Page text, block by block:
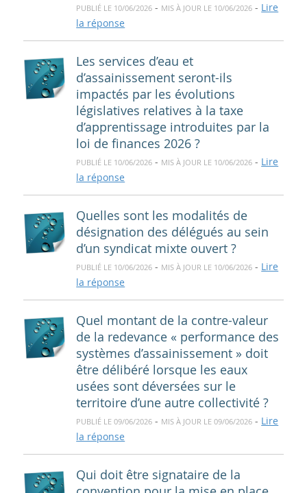
PUBLIÉ LE 10/06/2026 - MIS À JOUR LE 10/06/2026 - Lire
la réponse
Les services d’eau et
d’assainissement seront-ils
impactés par les évolutions
législatives relatives à la taxe
d’apprentissage introduites par la
loi de finances 2026 ?
PUBLIÉ LE 10/06/2026 - MIS À JOUR LE 10/06/2026 - Lire
la réponse
Quelles sont les modalités de
désignation des délégués au sein
d’un syndicat mixte ouvert ?
PUBLIÉ LE 10/06/2026 - MIS À JOUR LE 10/06/2026 - Lire
la réponse
Quel montant de la contre-valeur
de la redevance « performance des
systèmes d’assainissement » doit
être délibéré lorsque les eaux
usées sont déversées sur le
territoire d’une autre collectivité ?
PUBLIÉ LE 09/06/2026 - MIS À JOUR LE 09/06/2026 - Lire
la réponse
Qui doit être signataire de la